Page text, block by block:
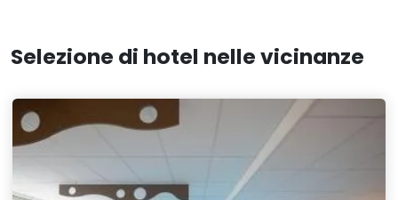
Selezione di hotel nelle vicinanze